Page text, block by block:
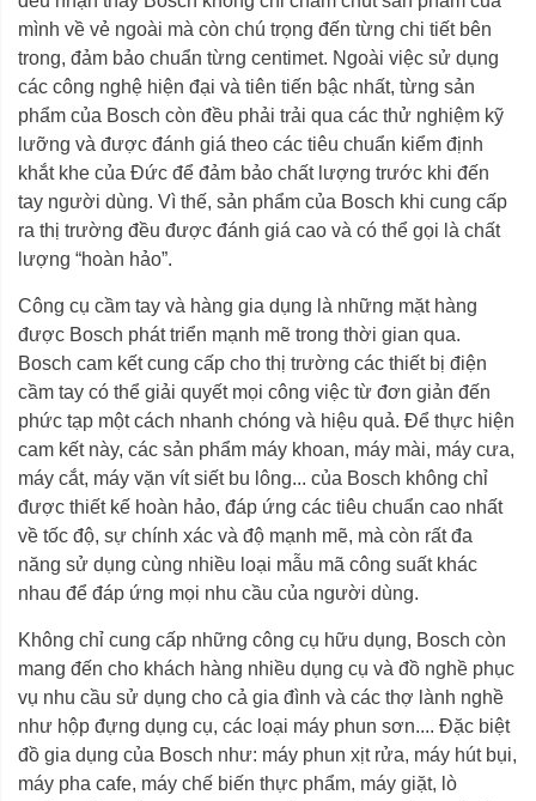
mình về vẻ ngoài mà còn chú trọng đến từng chi tiết bên
trong, đảm bảo chuẩn từng centimet. Ngoài việc sử dụng
các công nghệ hiện đại và tiên tiến bậc nhất, từng sản
phẩm của Bosch còn đều phải trải qua các thử nghiệm kỹ
lưỡng và được đánh giá theo các tiêu chuẩn kiểm định
khắt khe của Đức để đảm bảo chất lượng trước khi đến
tay người dùng. Vì thế, sản phẩm của Bosch khi cung cấp
ra thị trường đều được đánh giá cao và có thể gọi là chất
lượng “hoàn hảo”.
Công cụ cầm tay và hàng gia dụng là những mặt hàng
được Bosch phát triển mạnh mẽ trong thời gian qua.
Bosch cam kết cung cấp cho thị trường các thiết bị điện
cầm tay có thể giải quyết mọi công việc từ đơn giản đến
phức tạp một cách nhanh chóng và hiệu quả. Để thực hiện
cam kết này, các sản phẩm máy khoan, máy mài, máy cưa,
máy cắt, máy vặn vít siết bu lông... của Bosch không chỉ
được thiết kế hoàn hảo, đáp ứng các tiêu chuẩn cao nhất
về tốc độ, sự chính xác và độ mạnh mẽ, mà còn rất đa
năng sử dụng cùng nhiều loại mẫu mã công suất khác
nhau để đáp ứng mọi nhu cầu của người dùng.
Không chỉ cung cấp những công cụ hữu dụng, Bosch còn
mang đến cho khách hàng nhiều dụng cụ và đồ nghề phục
vụ nhu cầu sử dụng cho cả gia đình và các thợ lành nghề
như hộp đựng dụng cụ, các loại máy phun sơn.... Đặc biệt
đồ gia dụng của Bosch như: máy phun xịt rửa, máy hút bụi,
máy pha cafe, máy chế biến thực phẩm, máy giặt, lò